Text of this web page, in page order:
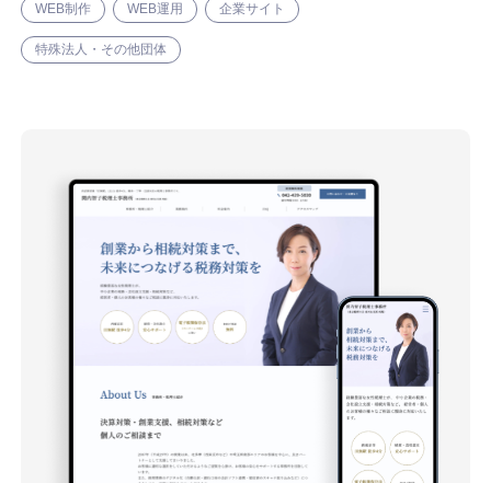
WEB制作 WEB運用 企業サイト
特殊法人・その他団体